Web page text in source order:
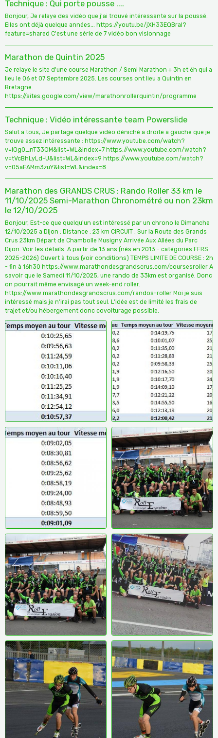
Technique : Qui porte pousse ....
Bonjour, Je relaye des vidéo que j'ai trouvé intéressante sur la poussé.
Elles ont déjà quelque années... https://youtu.be/jXH33EQBraI?
feature=shared C'est une série de 7 vidéo bon visionnage
Marathon de Quintin 2025
Je relaye le site d'une course Marathon / Semi Marathon + 3h et 6h qui a
lieu le 06 et 07 Septembre 2025. Les courses ont lieu a Quintin en
Bretagne.
https://sites.google.com/view/marathonrollerquintin/programme
Technique : Vidéo intéressante team Powerslide
Salut a tous, Je partage quelque vidéo déniché a droite a gauche que je
trouve assez intéressante : https://www.youtube.com/watch?
v=lOg0_nT33OM&list=WL&index=7 https://www.youtube.com/watch?
v=tVcBhLyLd-U&list=WL&index=9 https://www.youtube.com/watch?
v=05aEAMm3zuY&list=WL&index=8
Marathon des GRANDS CRUS : Rando Roller 33 km le
11/10/2025 Semi-Marathon Chronométré ou non 23km
le 12/10/2025
Bonjour, Est-ce que quelqu'un est intéressé par un chrono le Dimanche
12/10/2025 a Dijon : Distance : 23 km CIRCUIT : Sur la Route des Grands
Crus 23km Départ de Chambolle Musigny Arrivée Aux Allées du Parc
Dijon. Voir les détails. A partir de 13 ans (nés en 2013 - catégories FFRS
2025-2026) Ouvert à tous (voir conditions) TEMPS LIMITE DE COURSE : 2h
- fin à 16h30 https://www.marathondesgrandscrus.com/coursesroller A
savoir que le Samedi 11/10/2025, une rando de 33km est organisé. Donc
on pourrait même envisagé un week-end roller.
https://www.marathondesgrandscrus.com/randos-roller Moi je suis
intéressé mais je n'irai pas tout seul. L'idée est de limité les frais de
trajet et/ou hébergement donc covoiturage possible. ​